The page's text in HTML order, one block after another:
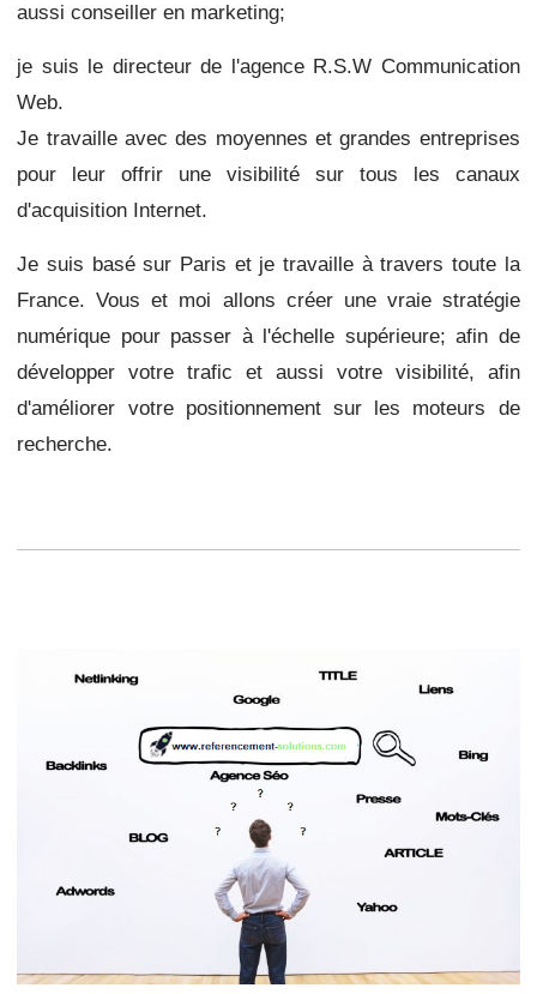
aussi conseiller en marketing;
je suis le directeur de l'agence R.S.W Communication
Web.
Je travaille avec des moyennes et grandes entreprises
pour leur offrir une visibilité sur tous les canaux
d'acquisition Internet.
Je suis basé sur Paris et je travaille à travers toute la
France. Vous et moi allons créer une vraie stratégie
numérique pour passer à l'échelle supérieure;afin de
développer votre trafic et aussi votre visibilité, afin
d'améliorer votre positionnement sur les moteurs de
recherche.